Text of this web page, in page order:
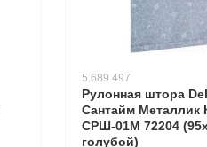
5.689.497
Рулонная штора
Сантайм Металлик
СРШ-01М 72204
голубой)